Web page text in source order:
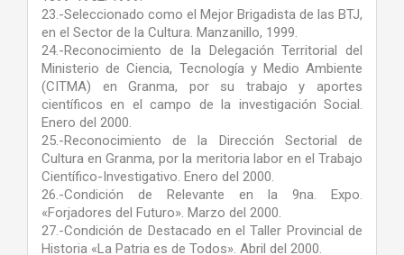
23.-Seleccionado como el Mejor Brigadista de las BTJ,
en el Sector de la Cultura. Manzanillo, 1999.
24.-Reconocimiento de la Delegación Territorial del
Ministerio de Ciencia, Tecnología y Medio Ambiente
(CITMA) en Granma, por su trabajo y aportes
científicos en el campo de la investigación Social.
Enero del 2000.
25.-Reconocimiento de la Dirección Sectorial de
Cultura en Granma, por la meritoria labor en el Trabajo
Científico-Investigativo. Enero del 2000.
26.-Condición de Relevante en la 9na. Expo.
«Forjadores del Futuro». Marzo del 2000.
27.-Condición de Destacado en el Taller Provincial de
Historia «La Patria es de Todos». Abril del 2000.